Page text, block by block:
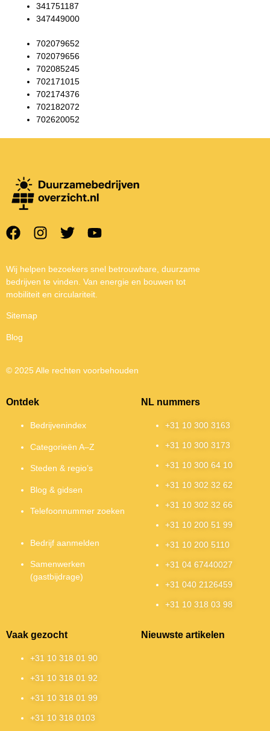
341751187
347449000
702079652
702079656
702085245
702171015
702174376
702182072
702620052
Wij helpen bezoekers snel betrouwbare, duurzame
bedrijven te vinden. Van energie en bouwen tot
mobiliteit en circulariteit.
Sitemap
Blog
© 2025 Alle rechten voorbehouden
Ontdek
Bedrijvenindex
Categorieën A–Z
Steden & regio’s
Blog & gidsen
Telefoonnummer zoeken
Bedrijf aanmelden
Samenwerken
(gastbijdrage)
NL nummers
+31 10 300 3163
+31 10 300 3173
+31 10 300 64 10
+31 10 302 32 62
+31 10 302 32 66
+31 10 200 51 99
+31 10 200 5110
+31 04 67440027
+31 040 2126459
+31 10 318 03 98
Vaak gezocht
+31 10 318 01 90
+31 10 318 01 92
+31 10 318 01 99
+31 10 318 0103
Nieuwste artikelen